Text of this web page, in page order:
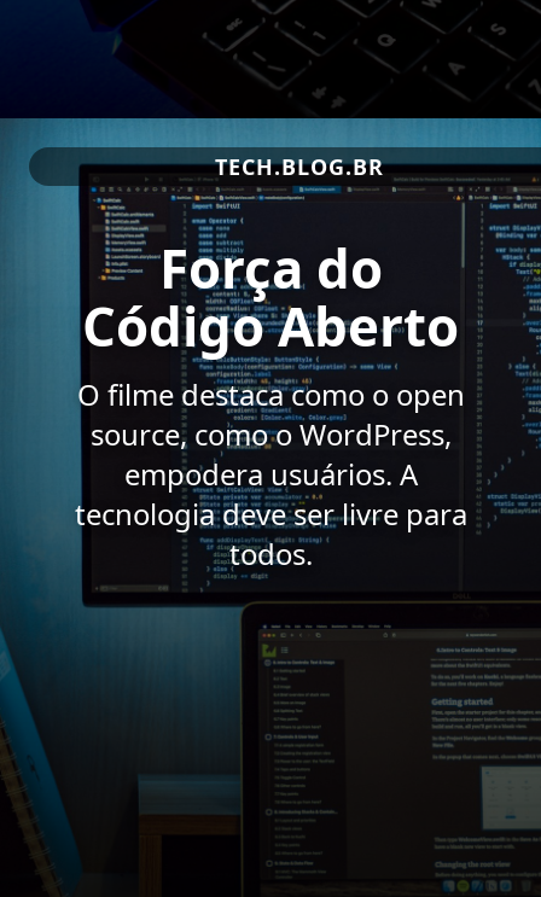
TECH.BLOG.BR
Força do
Código Aberto
O filme destaca como o open
source, como o WordPress,
empodera usuários. A
tecnologia deve ser livre para
todos.